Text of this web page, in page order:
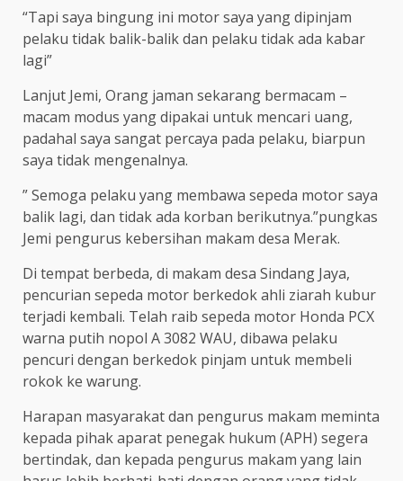
“Tapi saya bingung ini motor saya yang dipinjam
pelaku tidak balik-balik dan pelaku tidak ada kabar
lagi”
Lanjut Jemi, Orang jaman sekarang bermacam –
macam modus yang dipakai untuk mencari uang,
padahal saya sangat percaya pada pelaku, biarpun
saya tidak mengenalnya.
” Semoga pelaku yang membawa sepeda motor saya
balik lagi, dan tidak ada korban berikutnya.”pungkas
Jemi pengurus kebersihan makam desa Merak.
Di tempat berbeda, di makam desa Sindang Jaya,
pencurian sepeda motor berkedok ahli ziarah kubur
terjadi kembali. Telah raib sepeda motor Honda PCX
warna putih nopol A 3082 WAU, dibawa pelaku
pencuri dengan berkedok pinjam untuk membeli
rokok ke warung.
Harapan masyarakat dan pengurus makam meminta
kepada pihak aparat penegak hukum (APH) segera
bertindak, dan kepada pengurus makam yang lain